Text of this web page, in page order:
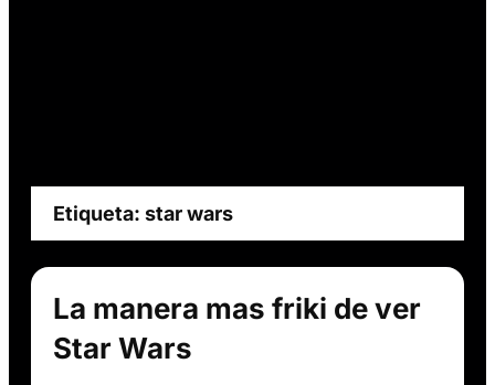
Etiqueta: star wars
La manera mas friki de ver
Star Wars